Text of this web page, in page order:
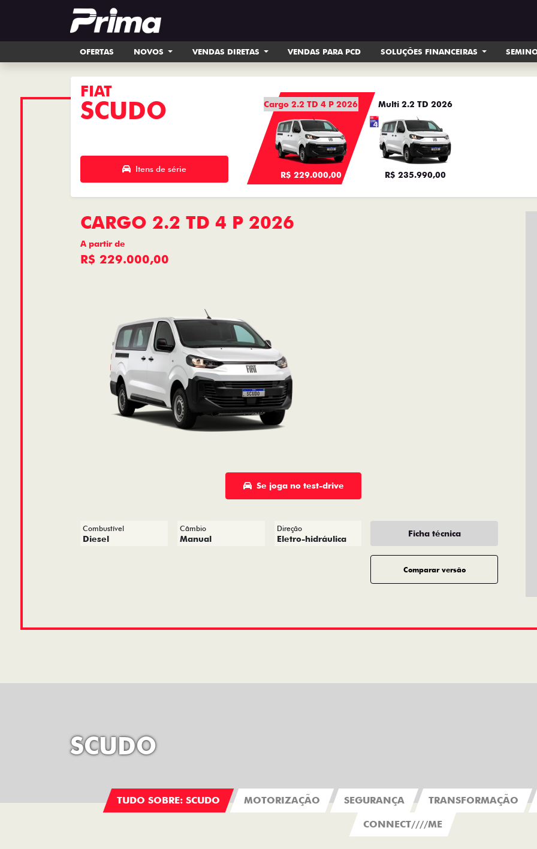
OFERTAS NOVOS VENDAS DIRETAS VENDAS PARA PCD SOLUÇÕES FINANCEIRAS
FIAT
SCUDO
Itens de série
Cargo 2.2 TD 4 P 2026
R$ 229.000,00
Multi 2.2 TD 2026
R$ 235.990,00
CARGO 2.2 TD 4 P 2026
A partir de
R$ 229.000,00
Se joga no test-drive
Combustível
Diesel
Câmbio
Manual
Direção
Eletro-hidráulica
Ficha técnica
Comparar versão
SCUDO
TUDO SOBRE: SCUDO MOTORIZAÇÃO SEGURANÇA TRANSFORMAÇÃO
CONNECT////ME